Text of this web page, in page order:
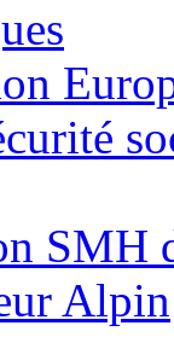
SMH
Alpin